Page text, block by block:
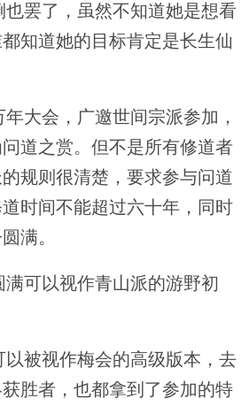
罢了，虽然不知道她是想看
知道她的目标肯定是长生仙
大会，广邀世间宗派参加，
道之赏。但不是所有修道者
规则很清楚，要求参与问道
时间不能超过六十年，同时
满。
可以视作青山派的游野初
被视作梅会的高级版本，去
胜者，也都拿到了参加的特